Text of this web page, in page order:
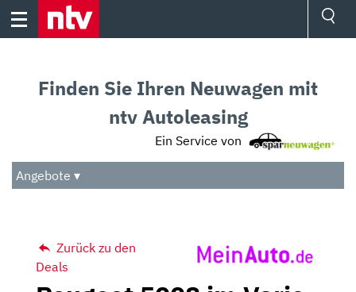
Skip
Audio
Das Beste
Finden Sie Ihren Neuwagen mit
ntv Autoleasing
Ein Service von
Angebote ▾
Zurück zu den
Deals